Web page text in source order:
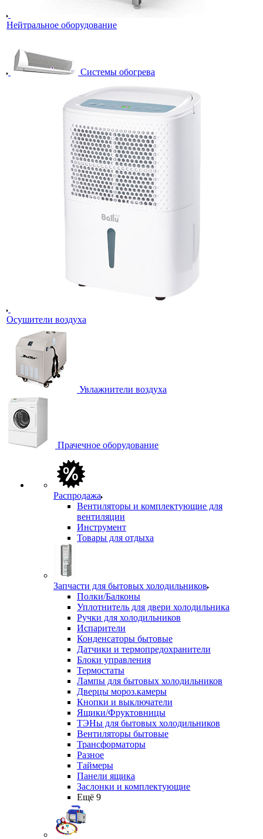
Нейтральное оборудование
Системы обогрева
Осушители воздуха
Увлажнители воздуха
Прачечное оборудование
Распродажа
Вентиляторы и комплектующие для
вентиляции
Инструмент
Товары для отдыха
Запчасти для бытовых холодильников
Полки/Балконы
Уплотнитель для двери холодильника
Ручки для холодильников
Испарители
Конденсаторы бытовые
Датчики и термопредохранители
Блоки управления
Термостаты
Лампы для бытовых холодильников
Дверцы мороз.камеры
Кнопки и выключатели
Ящики/Фруктовницы
ТЭНы для бытовых холодильников
Вентиляторы бытовые
Трансформаторы
Разное
Таймеры
Панели ящика
Заслонки и комплектующие
Ещё 9